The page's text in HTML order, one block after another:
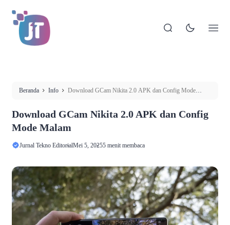
Beranda Info
Download GCam Nikita 2.0 APK dan Config Mode
Download GCam Nikita 2.0 APK dan Config
Mode Malam
Jurnal Tekno EditorialMei 5, 20255 menit membaca